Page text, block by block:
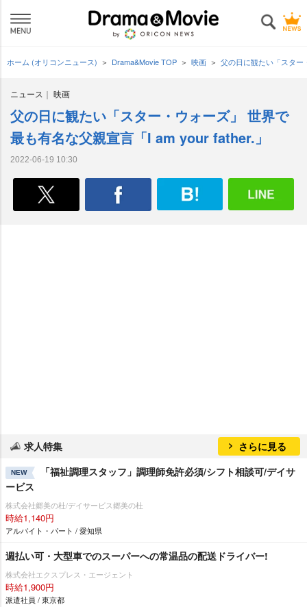
ホーム (オリコンニュース) Drama&Movie TOP 映画 父の日に観たい「スタ
ニュース 映画
父の日に観たい「スター・ウォーズ」 世界で
最も有名な父親宣言「I am your father.」
2022-06-19 10:30
求人特集 さらに見る
NEW
「福祉調理スタッフ」調理師免許必須/シフト相談可/デイサ
ービス
株式会社郷美の杜/デイサービス郷美の杜
時給1,140円
アルバイト・パート / 愛知県
週払い可・大型車でのスーパーへの常温品の配送ドライバー!
株式会社エクスプレス・エージェント
時給1,900円
派遣社員 / 東京都